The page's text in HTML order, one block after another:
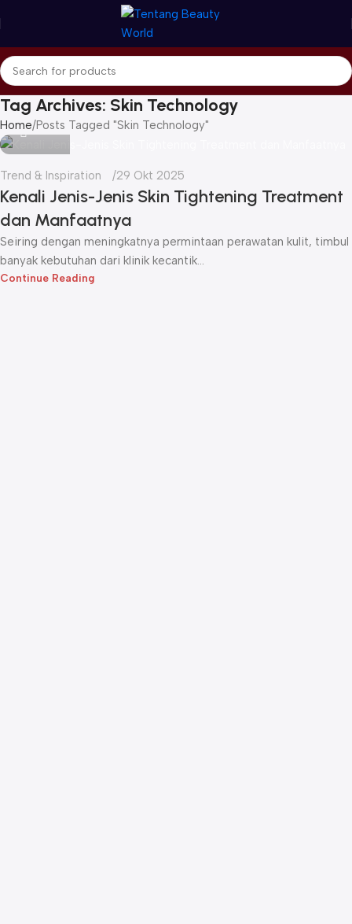
Tag Archives: Skin Technology
Home Posts Tagged "Skin Technology"
Icha
Trend & Inspiration 29 Okt 2025
Kenali Jenis-Jenis Skin Tightening Treatment
dan Manfaatnya
Seiring dengan meningkatnya permintaan perawatan kulit, timbul
banyak kebutuhan dari klinik kecantik...
Continue Reading